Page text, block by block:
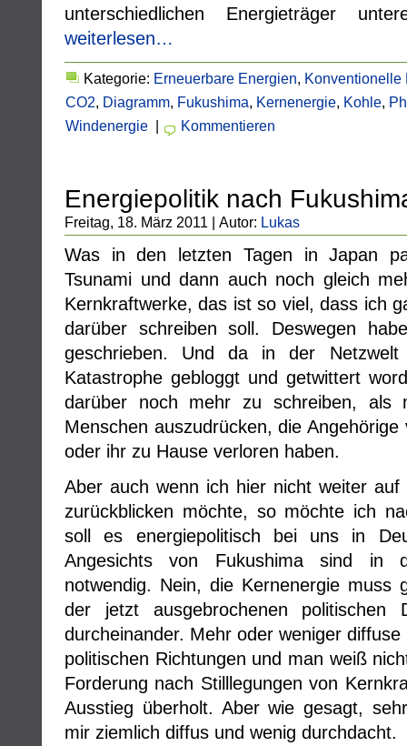
unterschiedlichen Energieträger
weiterlesen…
Kategorie: Erneuerbare Energien, Konventionelle
CO2, Diagramm, Fukushima, Kernenergie, Kohle,
Windenergie | Kommentieren
Energiepolitik nach
Freitag, 18. März 2011 | Autor: Lukas
Was in den letzten Tagen in Japan
Tsunami und dann auch noch gleich
Kernkraftwerke, das ist so viel, dass ich
darüber schreiben soll. Deswegen
geschrieben. Und da in der
Katastrophe gebloggt und getwittert
darüber noch mehr zu schreiben, als
Menschen auszudrücken, die
oder ihr zu Hause verloren haben.
Aber auch wenn ich hier nicht weiter
zurückblicken möchte, so möchte ich
soll es energiepolitisch bei uns in
Angesichts von Fukushima sind in
notwendig. Nein, die Kernenergie muss
der jetzt ausgebrochenen
durcheinander. Mehr oder weniger
politischen Richtungen und man weiß
Forderung nach Stilllegungen von
Ausstieg überholt. Aber wie gesagt,
mir ziemlich diffus und wenig durchdacht.